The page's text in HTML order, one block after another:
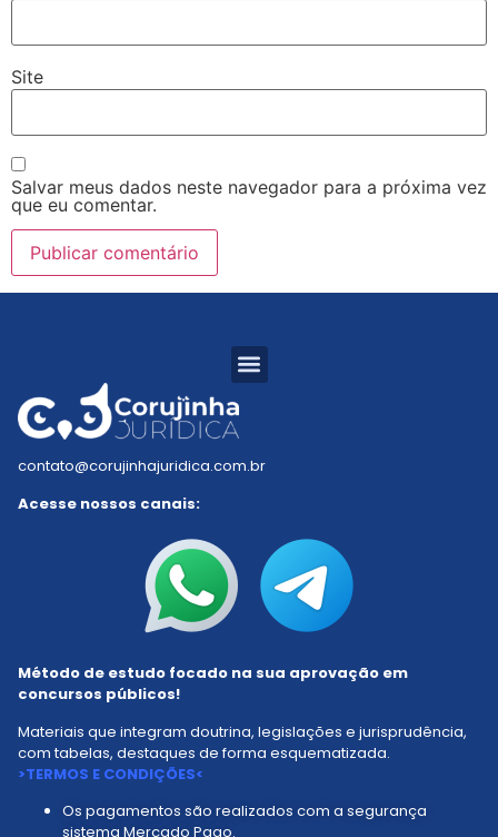
Site
Salvar meus dados neste navegador para a próxima vez
que eu comentar.
Os pagamentos são realizados com a segurança
sistema Mercado Pago.
Método de estudo focado na sua aprovação em
concursos públicos!
Materiais que integram doutrina, legislações e jurisprudência,
com tabelas, destaques de forma esquematizada.
>TERMOS E CONDIÇÕES<
contato@corujinhajuridica.com.br
Acesse nossos canais: